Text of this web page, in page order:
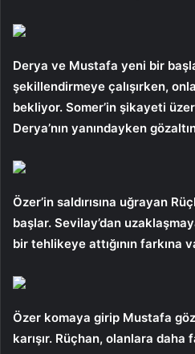
Derya ve Mustafa yeni bir
şekillendirmeye çalışırken,
bekliyor. Somer’in şikayeti
Derya’nın yanındayken
Özer’in saldırısına uğrayan
başlar. Sevilay’dan
bir tehlikeye attığının farkına
Özer komaya girip Mustafa
karışır. Rüçhan, olanlara